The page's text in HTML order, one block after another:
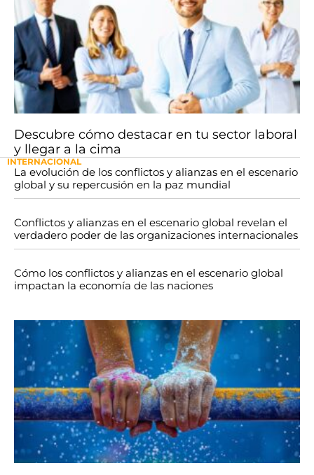
Descubre cómo destacar en tu sector laboral
y llegar a la cima
INTERNACIONAL
La evolución de los conflictos y alianzas en el escenario
global y su repercusión en la paz mundial
Conflictos y alianzas en el escenario global revelan el
verdadero poder de las organizaciones internacionales
Cómo los conflictos y alianzas en el escenario global
impactan la economía de las naciones